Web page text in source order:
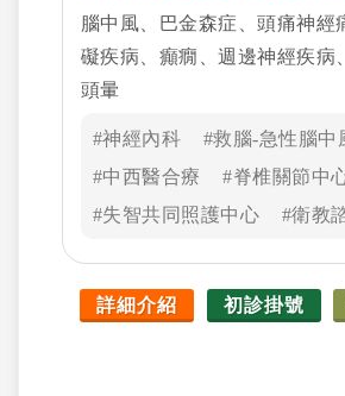
腦中風、巴金森症、頭痛神經
礙疾病、癲癇、週邊神經疾病
頭暈
#神經內科
#救腦-急性腦中
#中西醫合療
#脊椎關節中
#失智共同照護中心
#衛教
詳細介紹 初診掛號